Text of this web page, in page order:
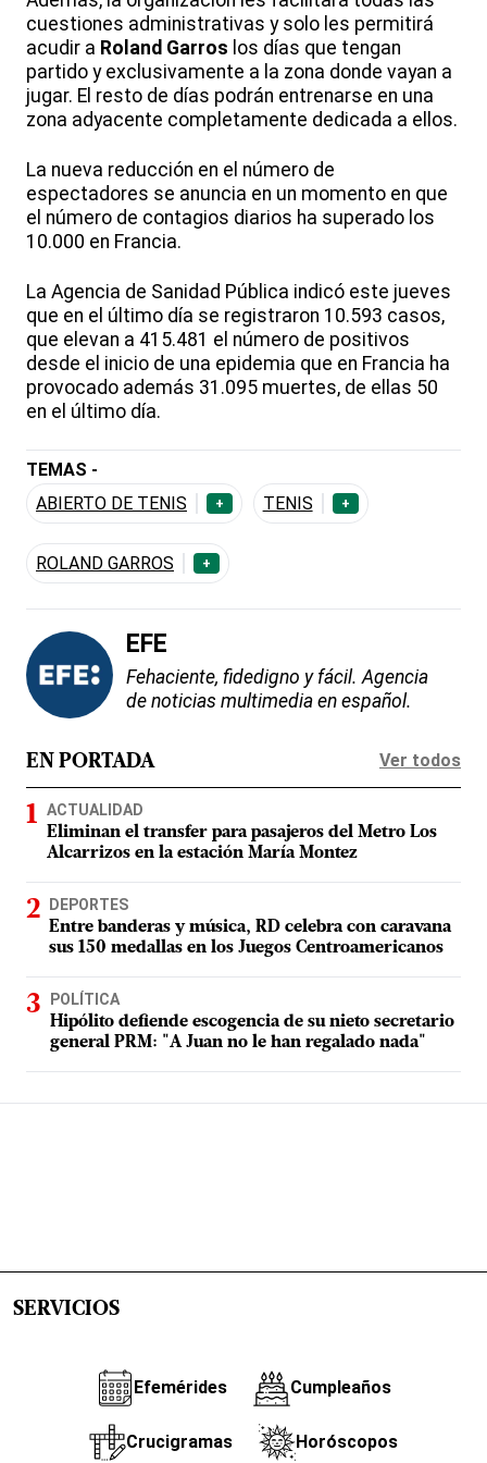
cuestiones administrativas y solo les permitirá
acudir a Roland Garros los días que tengan
partido y exclusivamente a la zona donde vayan a
jugar. El resto de días podrán entrenarse en una
zona adyacente completamente dedicada a ellos.
La nueva reducción en el número de
espectadores se anuncia en un momento en que
el número de contagios diarios ha superado los
10.000 en Francia.
La Agencia de Sanidad Pública indicó este jueves
que en el último día se registraron 10.593 casos,
que elevan a 415.481 el número de positivos
desde el inicio de una epidemia que en Francia ha
provocado además 31.095 muertes, de ellas 50
en el último día.
TEMAS -
ABIERTO DE TENIS
+ TENIS +
ROLAND GARROS +
EFE
Fehaciente, fidedigno y fácil. Agencia
de noticias multimedia en español.
EN PORTADA Ver todos
ACTUALIDAD
Eliminan el transfer para pasajeros del Metro Los
Alcarrizos en la estación María Montez
DEPORTES
Entre banderas y música, RD celebra con caravana
sus 150 medallas en los Juegos Centroamericanos
POLÍTICA
Hipólito defiende escogencia de su nieto secretario
general PRM: "A Juan no le han regalado nada"
SERVICIOS
Efemérides Cumpleaños
Crucigramas Horóscopos